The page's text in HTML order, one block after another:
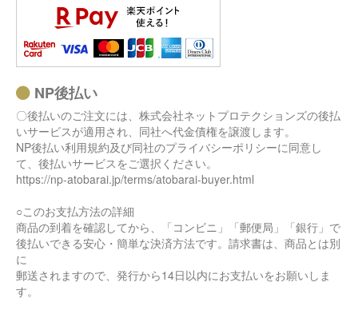
NP後払い
〇後払いのご注文には、株式会社ネットプロテクションズの後払
いサービスが適用され、同社へ代金債権を譲渡します。
NP後払い利用規約及び同社のプライバシーポリシーに同意し
て、後払いサービスをご選択ください。
https://np-atobarai.jp/terms/atobarai-buyer.html
○このお支払方法の詳細
商品の到着を確認してから、「コンビニ」「郵便局」「銀行」で
後払いできる安心・簡単な決済方法です。請求書は、商品とは別
に
郵送されますので、発行から14日以内にお支払いをお願いしま
す。